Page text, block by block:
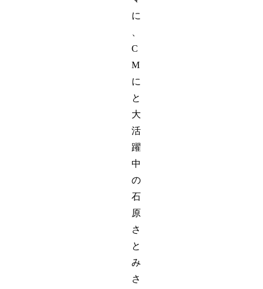
に
C
M
に
と
大
活
躍
中
の
石
原
さ
と
み
さ